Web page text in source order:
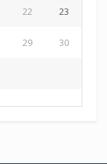
22 23
29 30